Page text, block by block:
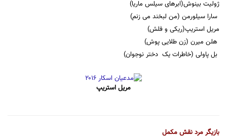
ژولیت بینوش(ابرهای سیلس ماریا)
سارا سیلورمن (من لبخند می زنم)
مریل استریپ(ریکی و فلش)
هلن میرن (زن طلایی پوش)
بل پاولی (خاطرات یک دختر نوجوان)
مریل استریپ
بازیگر مرد نقش مکمل